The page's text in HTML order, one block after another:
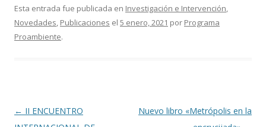
Esta entrada fue publicada en Investigación e Intervención,
Novedades, Publicaciones el 5 enero, 2021 por Programa
Proambiente.
Navegación
← II ENCUENTRO
Nuevo libro «Metrópolis en la